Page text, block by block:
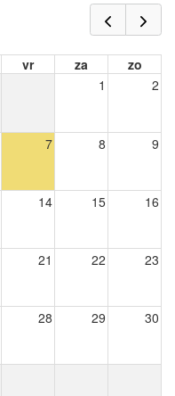
vr za
zo
1
2
7 8 9
14 15 16
21 22 23
28 29 30